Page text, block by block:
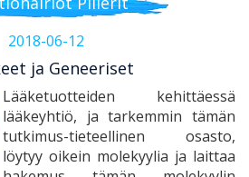
2018-06-12
ja Geneeriset
Lääketuotteiden kehittäessä
lääkeyhtiö, ja tarkemmin tämän
tutkimus-tieteellinen osasto,
löytyy oikein molekyylia ja laittaa